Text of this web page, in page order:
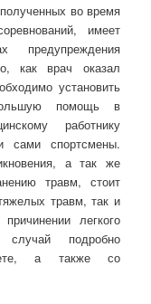
во время
имеет
предупреждения
как врач оказал
установить
помощь в
работнику
сами спортсмены.
а так же
травм, стоит
травм, так и
легкого
подробно
а также со